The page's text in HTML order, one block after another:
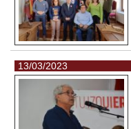
13/03/2023